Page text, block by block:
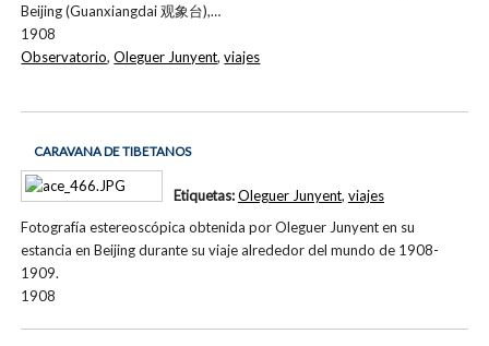
Beijing (Guanxiangdai 观象台),…
1908
Observatorio,Oleguer Junyent,viajes
CARAVANA DE TIBETANOS
Fotografía estereoscópica obtenida por Oleguer Junyent en su
estancia en Beijing durante su viaje alrededor del mundo de 1908-
1909.
1908
Etiquetas:Oleguer Junyent, viajes